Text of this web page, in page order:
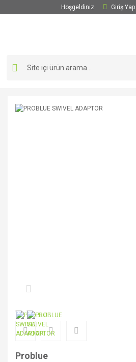
Hoşgeldiniz Giriş Yap
Problue